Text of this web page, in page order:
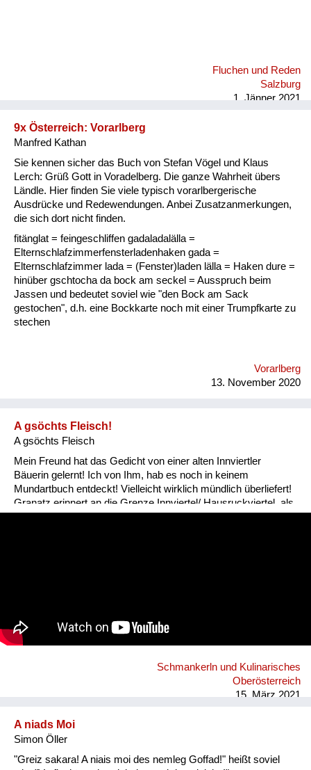
Fluchen und Reden
Salzburg
1. Jänner 2021
9x Österreich: Vorarlberg
Manfred Kathan
Sie kennen sicher das Buch von Stefan Vögel und Klaus
Lerch: Grüß Gott in Voradelberg. Die ganze Wahrheit übers
Ländle. Hier finden Sie viele typisch vorarlbergerische
Ausdrücke und Redewendungen. Anbei Zusatzanmerkungen,
die sich dort nicht finden.
fitänglat = feingeschliffen gadaladalälla =
Elternschlafzimmerfensterladenhaken gada =
Elternschlafzimmer lada = (Fenster)laden lälla = Haken dure =
hinüber gschtocha da bock am seckel = Ausspruch beim
Jassen und bedeutet soviel wie "den Bock am Sack
gestochen", d.h. eine Bockkarte noch mit einer Trumpfkarte zu
stechen
Vorarlberg
13. November 2020
A gsöchts Fleisch!
A gsöchts Fleisch
Mein Freund hat das Gedicht von einer alten Innviertler
Bäuerin gelernt! Ich von Ihm, hab es noch in keinem
Mundartbuch entdeckt! Vielleicht wirklich mündlich überliefert!
Granatz erinnert an die Grenze Innviertel/ Hausruckviertel, als
Schmankerln und Kulinarisches
Oberösterreich
15. März 2021
A niads Moi
Simon Öller
"Greiz sakara! A niais moi des nemleg Goffad!" heißt soviel